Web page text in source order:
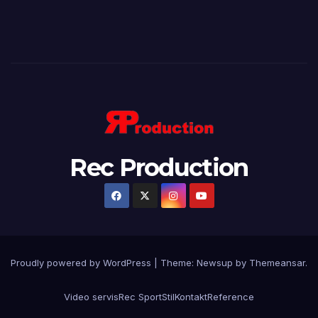
Rec Production
Proudly powered by WordPress Theme: Newsup by Themeansar.
Video servisRec SportStilKontaktReference